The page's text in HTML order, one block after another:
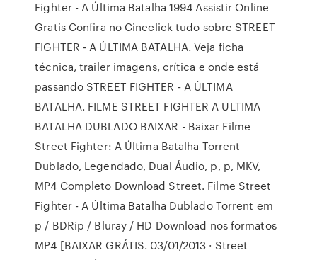
Fighter - A Última Batalha 1994 Assistir Online
Gratis Confira no Cineclick tudo sobre STREET
FIGHTER - A ÚLTIMA BATALHA. Veja ficha
técnica, trailer imagens, crítica e onde está
passando STREET FIGHTER - A ÚLTIMA
BATALHA. FILME STREET FIGHTER A ULTIMA
BATALHA DUBLADO BAIXAR - Baixar Filme
Street Fighter: A Última Batalha Torrent
Dublado, Legendado, Dual Áudio, p, p, MKV,
MP4 Completo Download Street. Filme Street
Fighter - A Última Batalha Dublado Torrent em
p / BDRip / Bluray / HD Download nos formatos
MP4 [BAIXAR GRÁTIS. 03/01/2013 · Street